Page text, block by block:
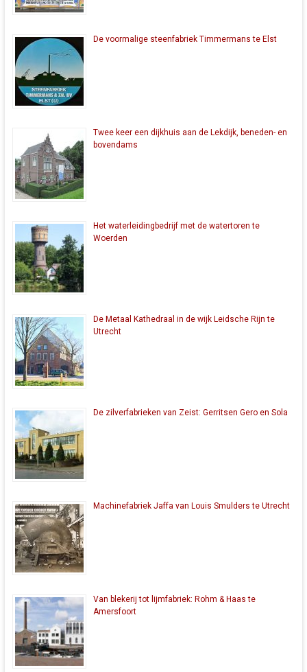
De voormalige steenfabriek Timmermans te Elst
Twee keer een dijkhuis aan de Lekdijk, beneden- en
bovendams
Het waterleidingbedrijf met de watertoren te
Woerden
De Metaal Kathedraal in de wijk Leidsche Rijn te
Utrecht
De zilverfabrieken van Zeist: Gerritsen Gero en Sola
Machinefabriek Jaffa van Louis Smulders te Utrecht
Van blekerij tot lijmfabriek: Rohm & Haas te
Amersfoort